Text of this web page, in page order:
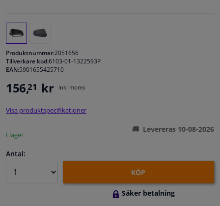
Fönster & Tillbehör
Bilvård & Tillbehör
Sensorer & Elsystem
Produktnummer:2051656
Tillverkare kod:6103-01-1322593P
EAN:5901655425710
156,21 kr Inkl moms
Visa produktspecifikationer
I lager
Levereras 10-08-2026
Antal:
KÖP
Säker betalning